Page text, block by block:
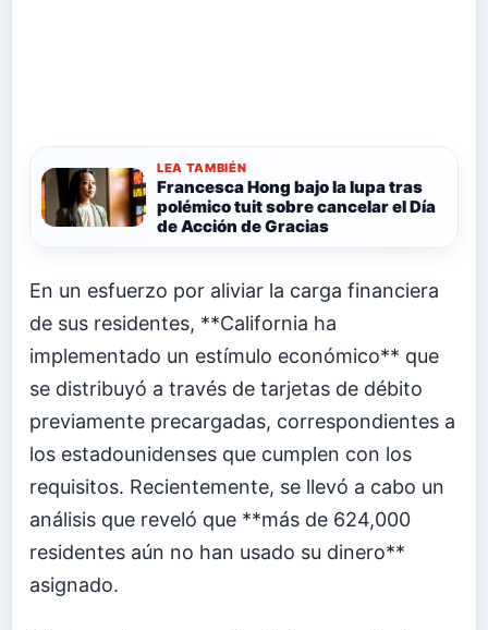
LEA TAMBIÉN
Francesca Hong bajo la lupa tras
polémico tuit sobre cancelar el Día
de Acción de Gracias
En un esfuerzo por aliviar la carga financiera
de sus residentes, **California ha
implementado un estímulo económico** que
se distribuyó a través de tarjetas de débito
previamente precargadas, correspondientes a
los estadounidenses que cumplen con los
requisitos. Recientemente, se llevó a cabo un
análisis que reveló que **más de 624,000
residentes aún no han usado su dinero**
asignado.